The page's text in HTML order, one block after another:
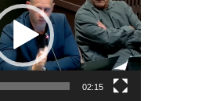
02:15